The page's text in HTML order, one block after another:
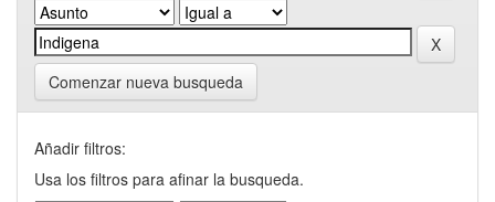
Comenzar nueva busqueda
Añadir filtros:
Usa los filtros para afinar la busqueda.